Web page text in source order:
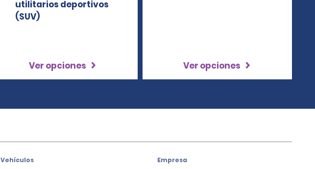
Ver opciones Ver opciones
Vehículos Empresa